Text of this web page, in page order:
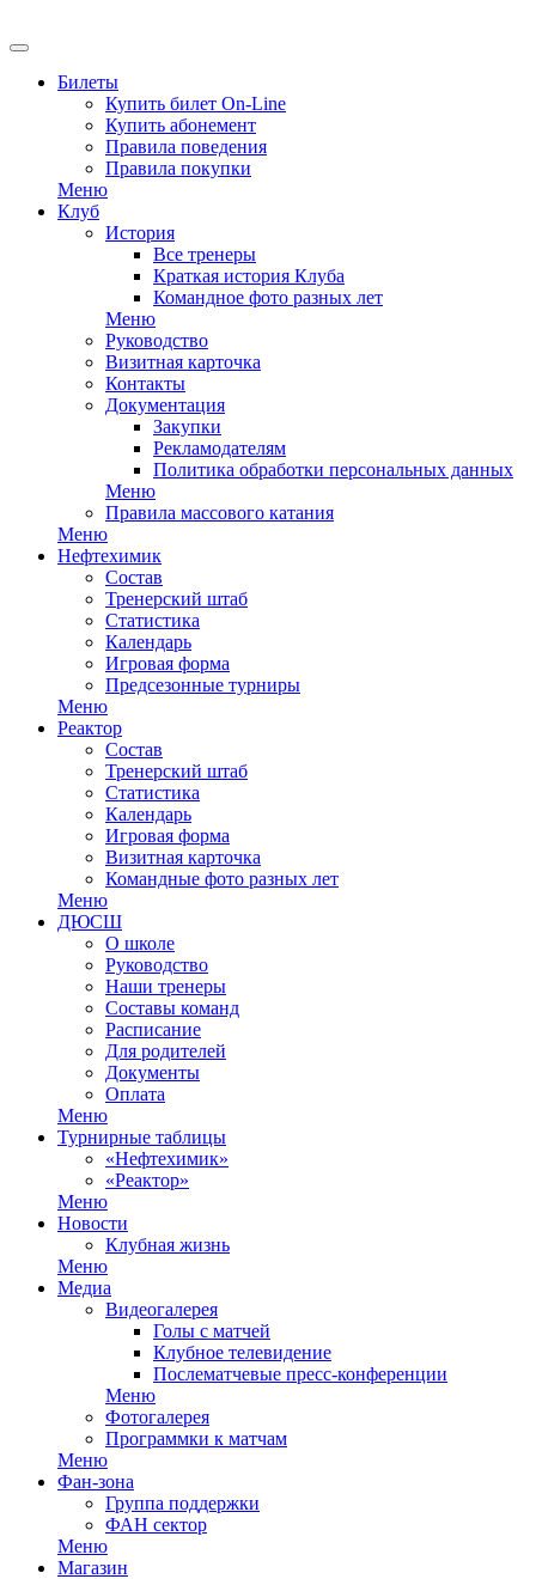
Билеты
Купить билет On-Line
Купить абонемент
Правила поведения
Правила покупки
Меню
Клуб
История
Все тренеры
Краткая история Клуба
Командное фото разных лет
Меню
Руководство
Визитная карточка
Контакты
Документация
Закупки
Рекламодателям
Политика обработки персональных данных
Меню
Правила массового катания
Меню
Нефтехимик
Состав
Тренерский штаб
Статистика
Календарь
Игровая форма
Предсезонные турниры
Меню
Реактор
Состав
Тренерский штаб
Статистика
Календарь
Игровая форма
Визитная карточка
Командные фото разных лет
Меню
ДЮСШ
О школе
Руководство
Наши тренеры
Составы команд
Расписание
Для родителей
Документы
Оплата
Меню
Турнирные таблицы
«Нефтехимик»
«Реактор»
Меню
Новости
Клубная жизнь
Меню
Медиа
Видеогалерея
Голы с матчей
Клубное телевидение
Послематчевые пресс-конференции
Меню
Фотогалерея
Программки к матчам
Меню
Фан-зона
Группа поддержки
ФАН сектор
Меню
Магазин